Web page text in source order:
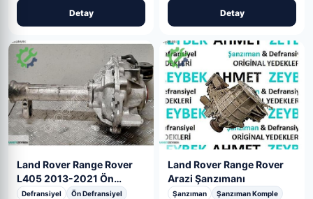
Detay Detay
Land Rover Range Rover
L405 2013-2021 Ön
Defransiyel Çıkm
Defransiyel Ön Defransiyel
Land Rover Range Rover
Arazi Şanzımanı
Şanzıman Şanzıman Komple